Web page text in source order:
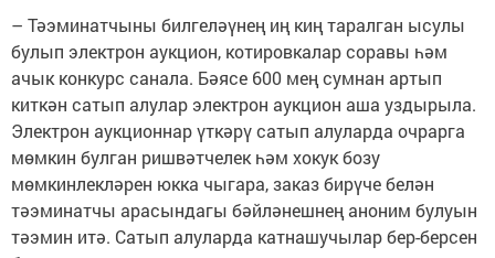
– Тәэминатчыны билгеләүнең иң киң таралган ысулы
булып электрон аукцион, котировкалар соравы һәм
ачык конкурс санала. Бәясе 600 мең сумнан артып
киткән сатып алулар электрон аукцион аша уздырыла.
Электрон аукционнар үткәрү сатып алуларда очрарга
мөмкин булган ришвәтчелек һәм хокук бозу
мөмкинлекләрен юкка чыгара, заказ бирүче белән
тәэминатчы арасындагы бәйләнешнең аноним булуын
тәэмин итә. Сатып алуларда катнашучылар бер-берсен